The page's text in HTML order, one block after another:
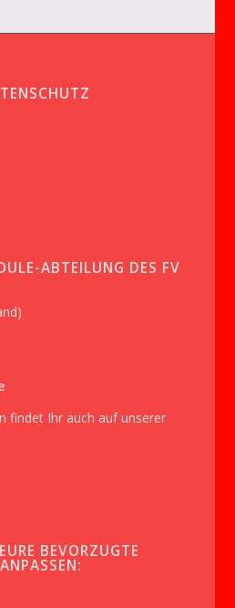
ABTEILUNG DES FV
findet Ihr auch auf unserer
BEVORZUGTE